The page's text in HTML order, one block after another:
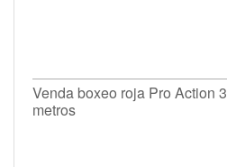
Venda boxeo roja Pro Action 3
metros